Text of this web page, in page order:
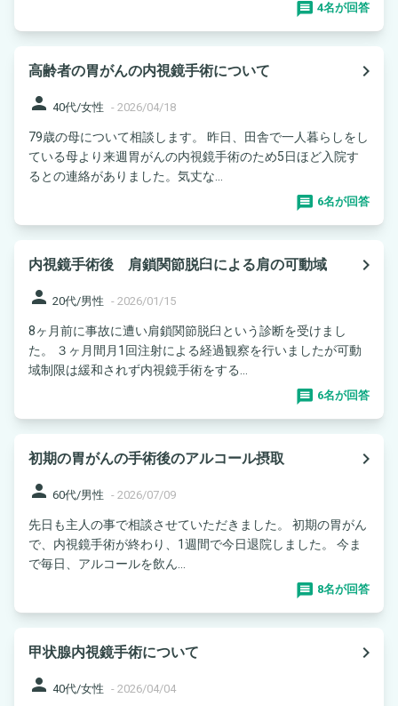
4名が回答
高齢者の胃がんの内視鏡手術について
navigate_next
person 40代/女性 - 2026/04/18
79歳の母について相談します。 昨日、田舎で一人暮らしをし
ている母より来週胃がんの内視鏡手術のため5日ほど入院す
るとの連絡がありました。気丈な...
6名が回答
内視鏡手術後 肩鎖関節脱臼による肩の可動域
navigate_next
person 20代/男性 - 2026/01/15
8ヶ月前に事故に遭い肩鎖関節脱臼という診断を受けまし
た。 ３ヶ月間月1回注射による経過観察を行いましたが可動
域制限は緩和されず内視鏡手術をする...
6名が回答
初期の胃がんの手術後のアルコール摂取
navigate_next
person 60代/男性 - 2026/07/09
先日も主人の事で相談させていただきました。 初期の胃がん
で、内視鏡手術が終わり、1週間で今日退院しました。 今ま
で毎日、アルコールを飲ん...
8名が回答
甲状腺内視鏡手術について
navigate_next
person 40代/女性 - 2026/04/04